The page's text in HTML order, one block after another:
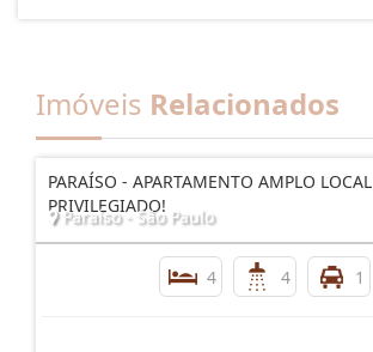
Imóveis Relacionados
PARAÍSO - APARTAMENTO AMPLO LOCAL
PRIVILEGIADO!
Paraíso - São Paulo
4 4 1